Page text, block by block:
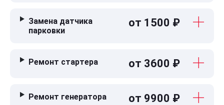
Замена датчика
парковки
от 1500 ₽
Ремонт стартера от 3600 ₽
Ремонт генератора от 9900 ₽